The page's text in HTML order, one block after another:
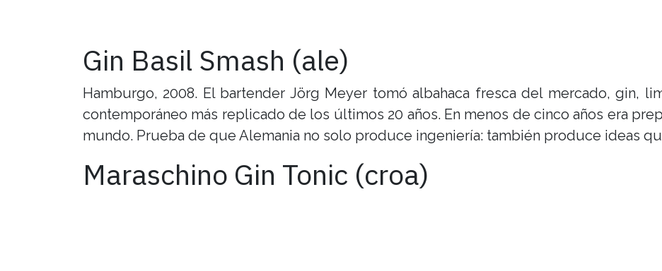
Gin Basil Smash (ale)
Hamburgo, 2008. El bartender Jörg Meyer tomó albahaca fresca del mercado, gin,
contemporáneo más replicado de los últimos 20 años. En menos de cinco años era
mundo. Prueba de que Alemania no solo produce ingeniería: también produce ideas
Maraschino Gin Tonic (croa)